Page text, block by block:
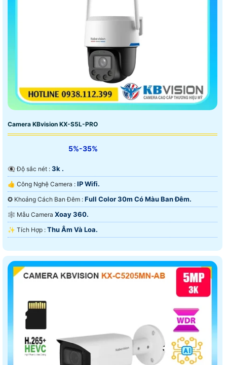
Camera KBvision KX-S5L-PRO
5%-35%
👁️‍🗨 Độ sắc nét : 3k .
👍 Công Nghệ Camera : IP Wifi.
✪ Khoảng Cách Ban Đêm : Full Color 30m Có Màu Ban Ðêm.
🕸️ Mẫu Camera Xoay 360.
️✨ Tích Hợp : Thu Âm Và Loa.